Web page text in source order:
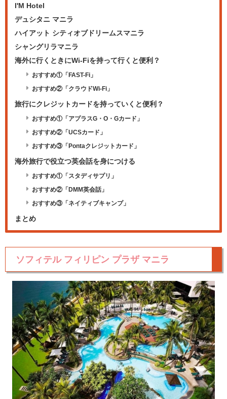
I'M Hotel
デュシタニ マニラ
ハイアット シティオブドリームスマニラ
シャングリラマニラ
海外に行くときにWi-Fiを持って行くと便利？
おすすめ①「FAST-Fi」
おすすめ②「クラウドWi-Fi」
旅行にクレジットカードを持っていくと便利？
おすすめ①「アプラスG・O・Gカード」
おすすめ②「UCSカード」
おすすめ③「Pontaクレジットカード」
海外旅行で役立つ英会話を身につける
おすすめ①「スタディサプリ」
おすすめ②「DMM英会話」
おすすめ③「ネイティブキャンプ」
まとめ
ソフィテル フィリピン プラザ マニラ